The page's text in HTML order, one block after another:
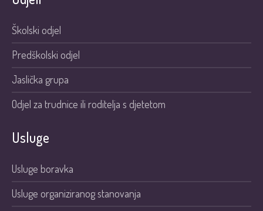
Školski odjel
Predškolski odjel
Jaslička grupa
Odjel za trudnice ili roditelja s djetetom
Usluge
Usluge boravka
Usluge organiziranog stanovanja